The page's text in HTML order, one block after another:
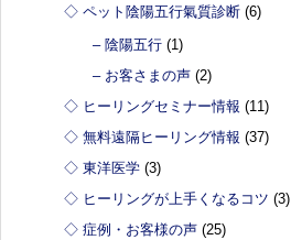
◇ ペット陰陽五行氣質診断 (6)
– 陰陽五行 (1)
– お客さまの声 (2)
◇ ヒーリングセミナー情報 (11)
◇ 無料遠隔ヒーリング情報 (37)
◇ 東洋医学 (3)
◇ ヒーリングが上手くなるコツ (3)
◇ 症例・お客様の声 (25)